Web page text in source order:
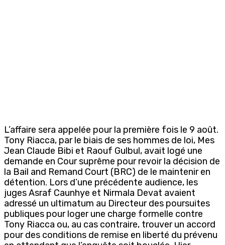
L’affaire sera appelée pour la première fois le 9 août.
Tony Riacca, par le biais de ses hommes de loi, Mes
Jean Claude Bibi et Raouf Gulbul, avait logé une
demande en Cour suprême pour revoir la décision de
la Bail and Remand Court (BRC) de le maintenir en
détention. Lors d’une précédente audience, les
juges Asraf Caunhye et Nirmala Devat avaient
adressé un ultimatum au Directeur des poursuites
publiques pour loger une charge formelle contre
Tony Riacca ou, au cas contraire, trouver un accord
pour des conditions de remise en liberté du prévenu